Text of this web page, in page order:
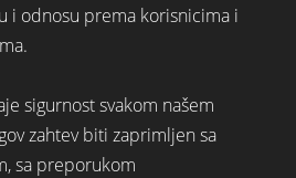
i odnosu prema korisnicima i
sigurnost svakom našem
zahtev biti zaprimljen sa
sa preporukom